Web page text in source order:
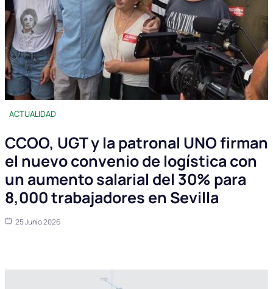
ACTUALIDAD
CCOO, UGT y la patronal UNO firman
el nuevo convenio de logística con
un aumento salarial del 30% para
8,000 trabajadores en Sevilla
25 Junio 2026